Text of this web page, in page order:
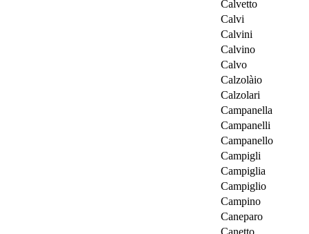
Calvetto
Calvi
Calvini
Calvino
Calvo
Calzolàio
Calzolari
Campanella
Campanelli
Campanello
Campigli
Campiglia
Campiglio
Campino
Caneparo
Canetto